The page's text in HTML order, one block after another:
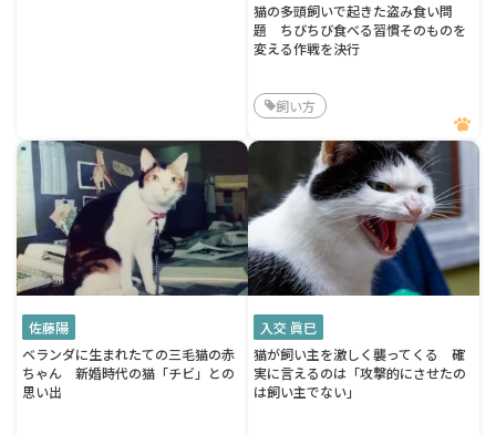
猫の多頭飼いで起きた盗み食い問
題 ちびちび食べる習慣そのものを
変える作戦を決行
飼い方
佐藤陽
ベランダに生まれたての三毛猫の赤
ちゃん 新婚時代の猫「チビ」との
思い出
入交 眞巳
猫が飼い主を激しく襲ってくる 確
実に言えるのは「攻撃的にさせたの
は飼い主でない」